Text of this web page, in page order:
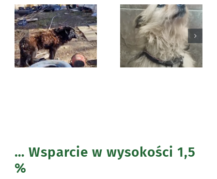
Błąkała się
sama w lesie
Ratunek Lesia
… Wsparcie w wysokości 1,5
%